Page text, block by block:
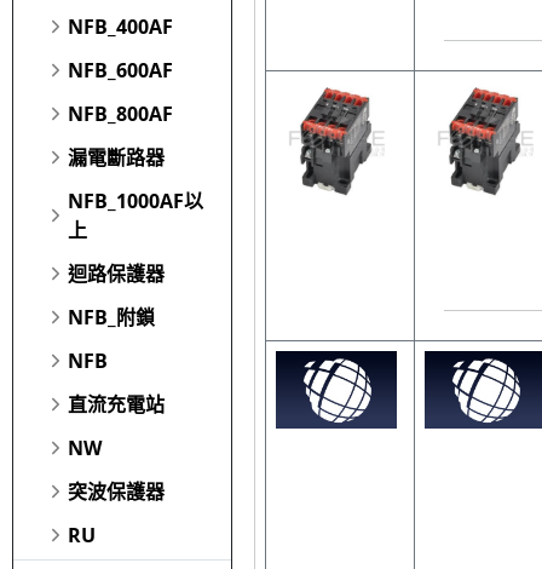
NFB_400AF
NFB_600AF
NFB_800AF
漏電斷路器
NFB_1000AF以
上
迴路保護器
NFB_附鎖
NFB
直流充電站
NW
突波保護器
RU